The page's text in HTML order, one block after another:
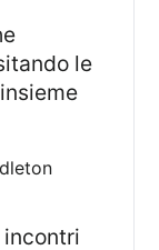
le